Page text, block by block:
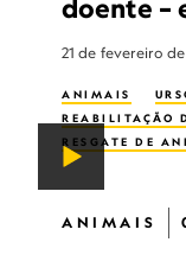
doente –
21 de fevereiro de
ANIMAIS
REABILITAÇÃO
RESGATE DE
ANIMAIS